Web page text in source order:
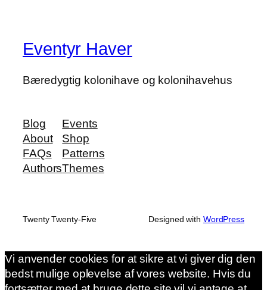
Eventyr Haver
Bæredygtig kolonihave og kolonihavehus
Blog
About
FAQs
Authors
Events
Shop
Patterns
Themes
Twenty Twenty-Five Designed with WordPress
Vi anvender cookies for at sikre at vi giver dig den
bedst mulige oplevelse af vores website. Hvis du